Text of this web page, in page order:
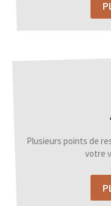
Plusieurs points de
votre